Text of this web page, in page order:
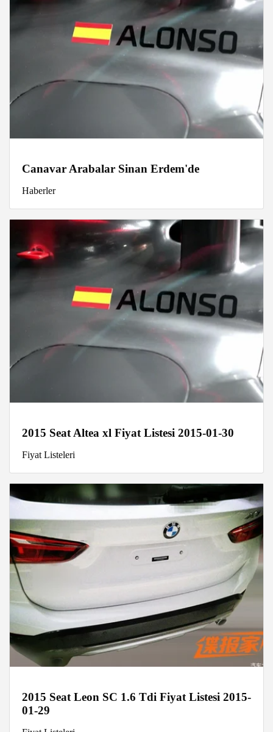
Canavar Arabalar Sinan Erdem'de
Haberler
2015 Seat Altea xl Fiyat Listesi 2015-01-30
Fiyat Listeleri
2015 Seat Leon SC 1.6 Tdi Fiyat Listesi 2015-
01-29